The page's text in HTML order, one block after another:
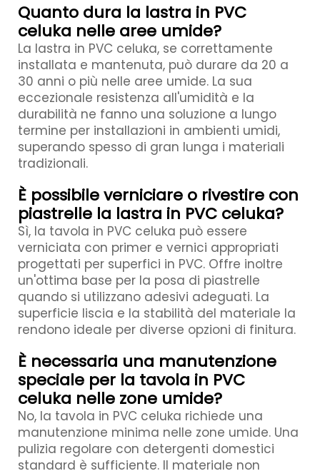
Quanto dura la lastra in PVC
celuka nelle aree umide?
La lastra in PVC celuka, se correttamente
installata e mantenuta, può durare da 20 a
30 anni o più nelle aree umide. La sua
eccezionale resistenza all'umidità e la
durabilità ne fanno una soluzione a lungo
termine per installazioni in ambienti umidi,
superando spesso di gran lunga i materiali
tradizionali.
È possibile verniciare o rivestire con
piastrelle la lastra in PVC celuka?
Sì, la tavola in PVC celuka può essere
verniciata con primer e vernici appropriati
progettati per superfici in PVC. Offre inoltre
un'ottima base per la posa di piastrelle
quando si utilizzano adesivi adeguati. La
superficie liscia e la stabilità del materiale la
rendono ideale per diverse opzioni di finitura.
È necessaria una manutenzione
speciale per la tavola in PVC
celuka nelle zone umide?
No, la tavola in PVC celuka richiede una
manutenzione minima nelle zone umide. Una
pulizia regolare con detergenti domestici
standard è sufficiente. Il materiale non